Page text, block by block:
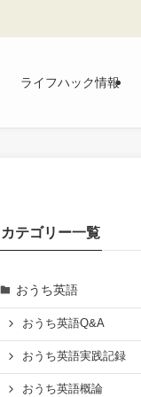
ライフハック情報
カテゴリー一覧
おうち英語
おうち英語Q&A
おうち英語実践記録
おうち英語概論